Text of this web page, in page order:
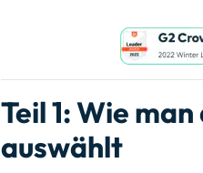
Teil 1: Wie
auswählt